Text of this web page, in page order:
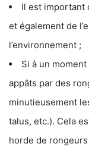
Il est important
et également de
l’environnement ;
Si à un
appâts par des
minutieusement
talus, etc.). Cela
horde de